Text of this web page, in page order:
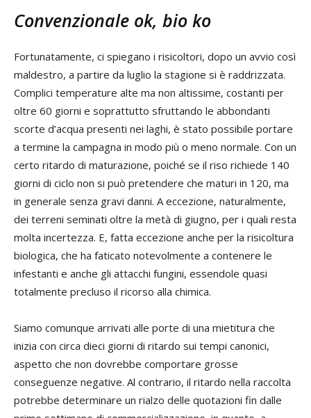
Convenzionale ok, bio ko
Fortunatamente, ci spiegano i risicoltori, dopo un avvio così
maldestro, a partire da luglio la stagione si è raddrizzata.
Complici temperature alte ma non altissime, costanti per
oltre 60 giorni e soprattutto sfruttando le abbondanti
scorte d’acqua presenti nei laghi, è stato possibile portare
a termine la campagna in modo più o meno normale. Con un
certo ritardo di maturazione, poiché se il riso richiede 140
giorni di ciclo non si può pretendere che maturi in 120, ma
in generale senza gravi danni. A eccezione, naturalmente,
dei terreni seminati oltre la metà di giugno, per i quali resta
molta incertezza. E, fatta eccezione anche per la risicoltura
biologica, che ha faticato notevolmente a contenere le
infestanti e anche gli attacchi fungini, essendole quasi
totalmente precluso il ricorso alla chimica.
Siamo comunque arrivati alle porte di una mietitura che
inizia con circa dieci giorni di ritardo sui tempi canonici,
aspetto che non dovrebbe comportare grosse
conseguenze negative. Al contrario, il ritardo nella raccolta
potrebbe determinare un rialzo delle quotazioni fin dalle